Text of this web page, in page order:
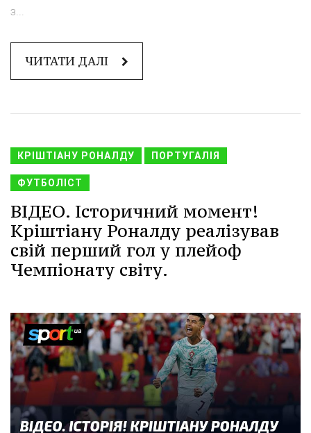
з...
ЧИТАТИ ДАЛІ
КРІШТІАНУ РОНАЛДУ ПОРТУГАЛІЯ
ФУТБОЛІСТ
ВІДЕО. Історичний момент!
Кріштіану Роналду реалізував
свій перший гол у плейоф
Чемпіонату світу.